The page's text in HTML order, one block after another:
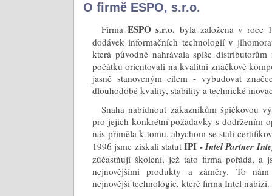
O firmě ESPO, s.r.o.
FirmaESPO s.r.o. byla založena v roce
dodávek informačních technologií v
která původně nahrávala spíše
počátku orientovali na kvalitní značkové
jasně stanoveným cílem - vybudovat
dlouhodobé kvality, stability a technické
Snaha nabídnout zákazníkům špičkovou
pro jejich konkrétní požadavky s dodržením
nás přiměla k tomu, abychom se stali
1996 jsme získali statutIPI -Intel Partner
zúčastňují školení, jež tato firma pořádá, a
nejnovějšími produkty a záměry. To
nejnovější technologie, které firma Intel nabízí.